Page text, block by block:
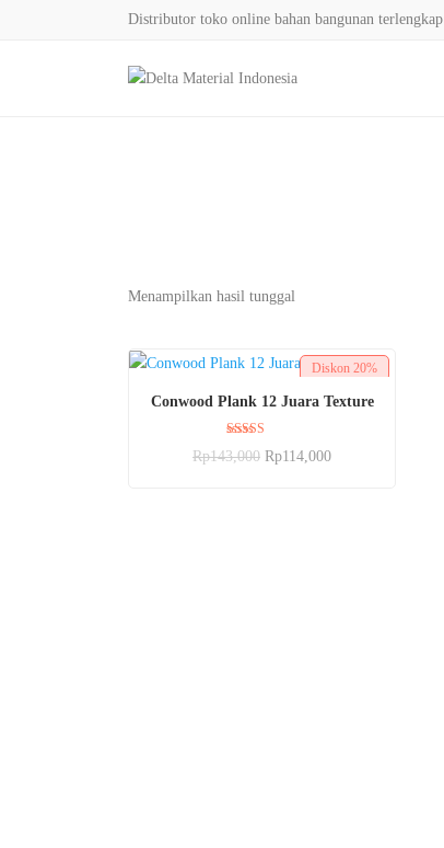
Distributor toko online bahan bangunan terlengkap
Menampilkan hasil tunggal
Diskon 20%
BELI SEKARANG
Conwood Plank 12 Juara Texture
Dinilai
5.00
Rp143,000 Rp114,000